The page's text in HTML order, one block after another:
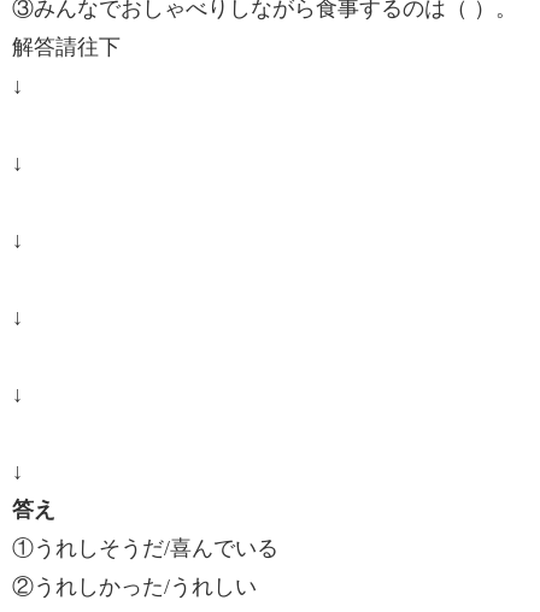
③みんなでおしゃべりしながら食事するのは（ ）。
解答請往下
↓
↓
↓
↓
↓
↓
答え
①うれしそうだ/喜んでいる
②うれしかった/うれしい